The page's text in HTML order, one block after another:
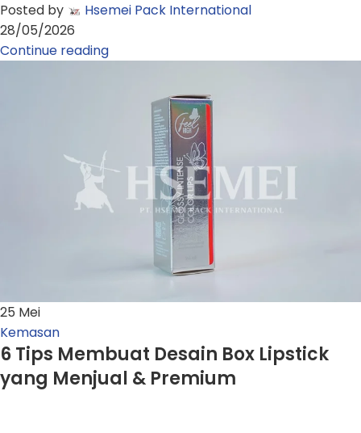
Posted by
Hsemei Pack International
28/05/2026
Continue reading
25 Mei
Kemasan
6 Tips Membuat Desain Box Lipstick
yang Menjual & Premium